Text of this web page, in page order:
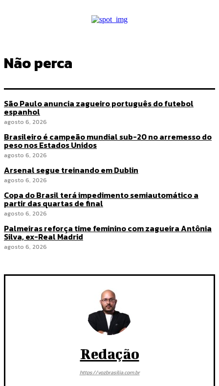
Não perca
São Paulo anuncia zagueiro português do futebol
espanhol
agosto 6, 2026
Brasileiro é campeão mundial sub-20 no arremesso do
peso nos Estados Unidos
agosto 6, 2026
Arsenal segue treinando em Dublin
agosto 6, 2026
Copa do Brasil terá impedimento semiautomático a
partir das quartas de final
agosto 6, 2026
Palmeiras reforça time feminino com zagueira Antônia
Silva, ex-Real Madrid
agosto 6, 2026
Redação
https://vozbrasilia.com.br